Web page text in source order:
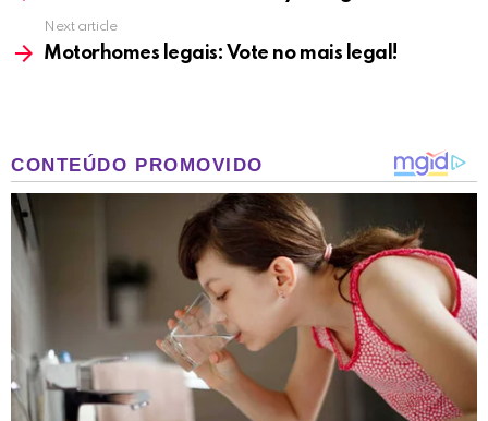
Next article
Motorhomes legais: Vote no mais legal!